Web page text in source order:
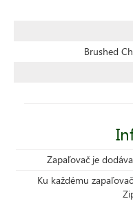
Brushed
Zapaľovač je
Ku každému